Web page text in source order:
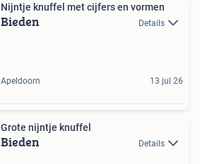
Nijntje knuffel met cijfers en vormen
Bieden Details
Apeldoorn 13 jul 26
Grote nijntje knuffel
Bieden Details